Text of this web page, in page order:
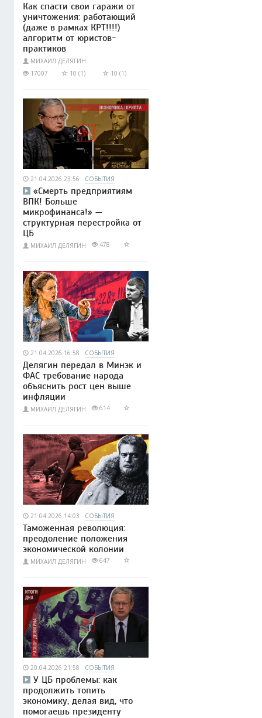
Как спасти свои гаражи от
уничтожения: работающий
(даже в рамках КРТ!!!!)
алгоритм от юристов-
практиков
МИХАИЛ ДЕЛЯГИН
17007
10 (1) 10 (1)
21.04.2026 23:56 СОБЫТИЯ
«Смерть предприятиям
ВПК! Больше
микрофинанса!» —
структурная перестройка от
ЦБ
МИХАИЛ ДЕЛЯГИН 478
21.04.2026 16:58 СОБЫТИЯ
Делягин передал в Минэк и
ФАС требование народа
объяснить рост цен выше
инфляции
МИХАИЛ ДЕЛЯГИН 614
21.04.2026 14:03 СОБЫТИЯ
Таможенная революция:
преодоление положения
экономической колонии
МИХАИЛ ДЕЛЯГИН 647
20.04.2026 21:58 СОБЫТИЯ
У ЦБ проблемы: как
продолжить топить
экономику, делая вид, что
помогаешь президенту